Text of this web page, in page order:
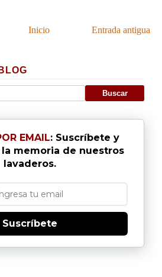
Entrada antigua
Inicio
EMAIL: Suscríbete y
memoria de nuestros
lavaderos.
Suscríbete